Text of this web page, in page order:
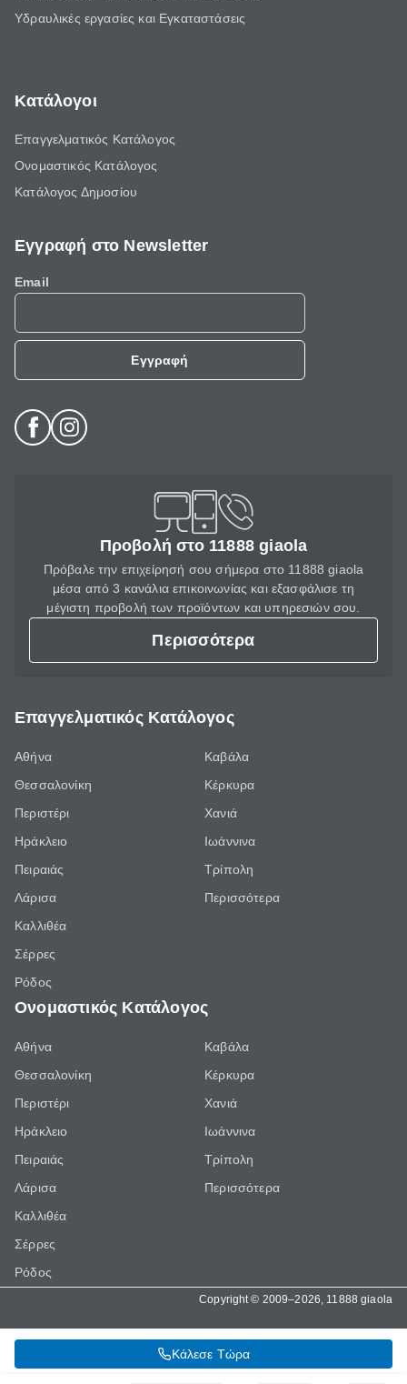
Κάλεσε Τώρα
Υδραυλικές εργασίες και Εγκαταστάσεις
Κατάλογοι
Επαγγελματικός Κατάλογος
Ονομαστικός Κατάλογος
Κατάλογος Δημοσίου
Εγγραφή στο Newsletter
Email
Εγγραφή
Προβολή στο 11888 giaola
Πρόβαλε την επιχείρησή σου σήμερα στο 11888 giaola
μέσα από 3 κανάλια επικοινωνίας και εξασφάλισε τη
μέγιστη προβολή των προϊόντων και υπηρεσιών σου.
Περισσότερα
Επαγγελματικός Κατάλογος
Αθήνα
Θεσσαλονίκη
Περιστέρι
Ηράκλειο
Πειραιάς
Λάρισα
Καλλιθέα
Σέρρες
Ρόδος
Καβάλα
Κέρκυρα
Χανιά
Ιωάννινα
Τρίπολη
Περισσότερα
Ονομαστικός Κατάλογος
Αθήνα
Θεσσαλονίκη
Περιστέρι
Ηράκλειο
Πειραιάς
Λάρισα
Καλλιθέα
Σέρρες
Ρόδος
Καβάλα
Κέρκυρα
Χανιά
Ιωάννινα
Τρίπολη
Περισσότερα
Copyright © 2009–2026, 11888 giaola